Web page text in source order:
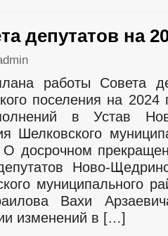
депутатов на
работы Совета
поселения на
в Устав
Шелковского
Ново-
муниципального
Вахи
изменений в […]